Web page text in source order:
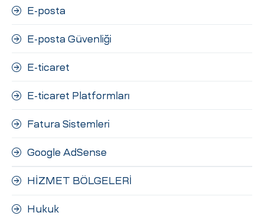
E-posta
E-posta Güvenliği
E-ticaret
E-ticaret Platformları
Fatura Sistemleri
Google AdSense
HİZMET BÖLGELERİ
Hukuk